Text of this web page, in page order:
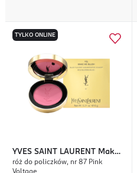
TYLKO ONLINE
YVES SAINT LAURENT
Make
Me Blush
róż do policzków, nr 87 Pink